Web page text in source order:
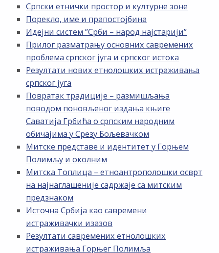
Српски етнички простор и културне зоне
Порекло, име и прапостојбина
Идејни систем ”Срби – народ најстарији”
Прилог разматрању основних савремених
проблема српског југа и српског истока
Резултати нових етнолошких истраживања
српског југа
Повратак традиције – размишљања
поводом поновљеног издања књиге
Саватија Грбића о српским народним
обичајима у Срезу Бољевачком
Митске представе и идентитет у Горњем
Полимљу и околним
Митска Топлица – етноантрополошки осврт
на најнаглашеније садржаје са митским
предзнаком
Источна Србија као савремени
истраживачки изазов
Резултати савремених етнолошких
истраживања Горњег Полимља